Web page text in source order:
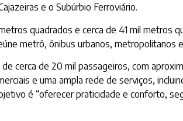
e o Subúrbio Ferroviário.
quadrados e cerca de 41 mil metros
metrô, ônibus urbanos, metropolitanos
cerca de 20 mil passageiros, com
e uma ampla rede de serviços,
é “oferecer praticidade e conforto,